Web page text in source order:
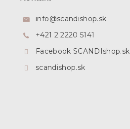
info@scandishop.sk
+421 2 2220 5141
Facebook SCANDIshop.sk
scandishop.sk